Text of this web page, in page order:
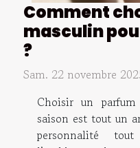
Comment
masculin
?
Sam. 22 novembre
Choisir un
saison est tout un
personnalité